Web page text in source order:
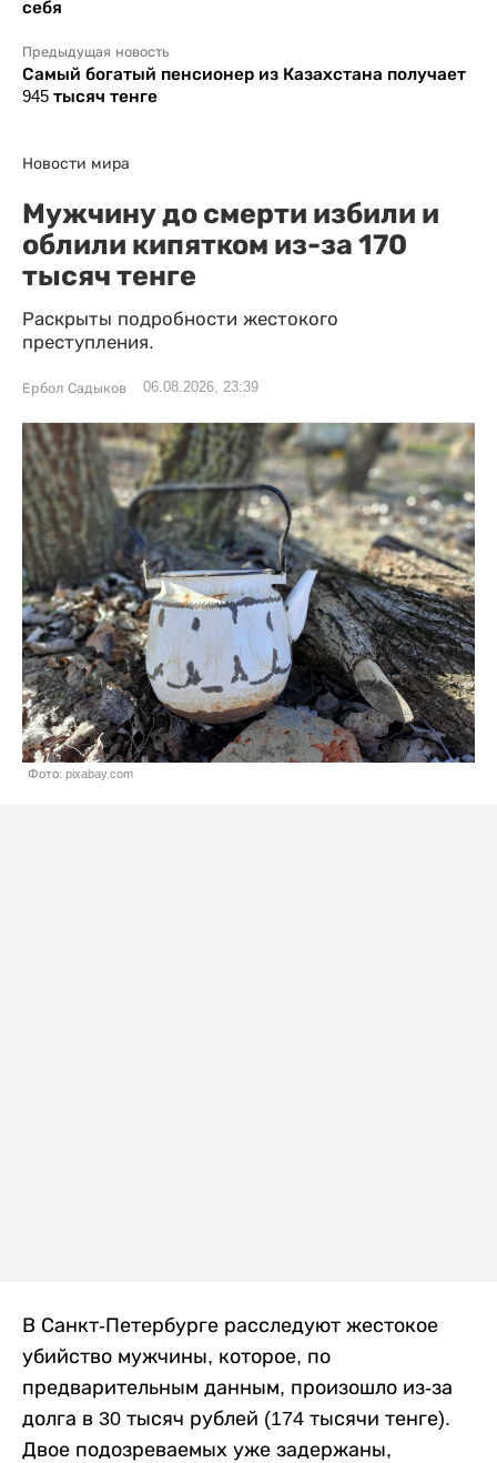
себя
Предыдущая новость
Самый богатый пенсионер из Казахстана получает
945 тысяч тенге
Новости мира
Мужчину до смерти избили и
облили кипятком из-за 170
тысяч тенге
Раскрыты подробности жестокого
преступления.
Ербол Садыков 06.08.2026, 23:39
Фото: pixabay.com
В Санкт-Петербурге расследуют жестокое
убийство мужчины, которое, по
предварительным данным, произошло из-за
долга в 30 тысяч рублей (174 тысячи тенге).
Двое подозреваемых уже задержаны,